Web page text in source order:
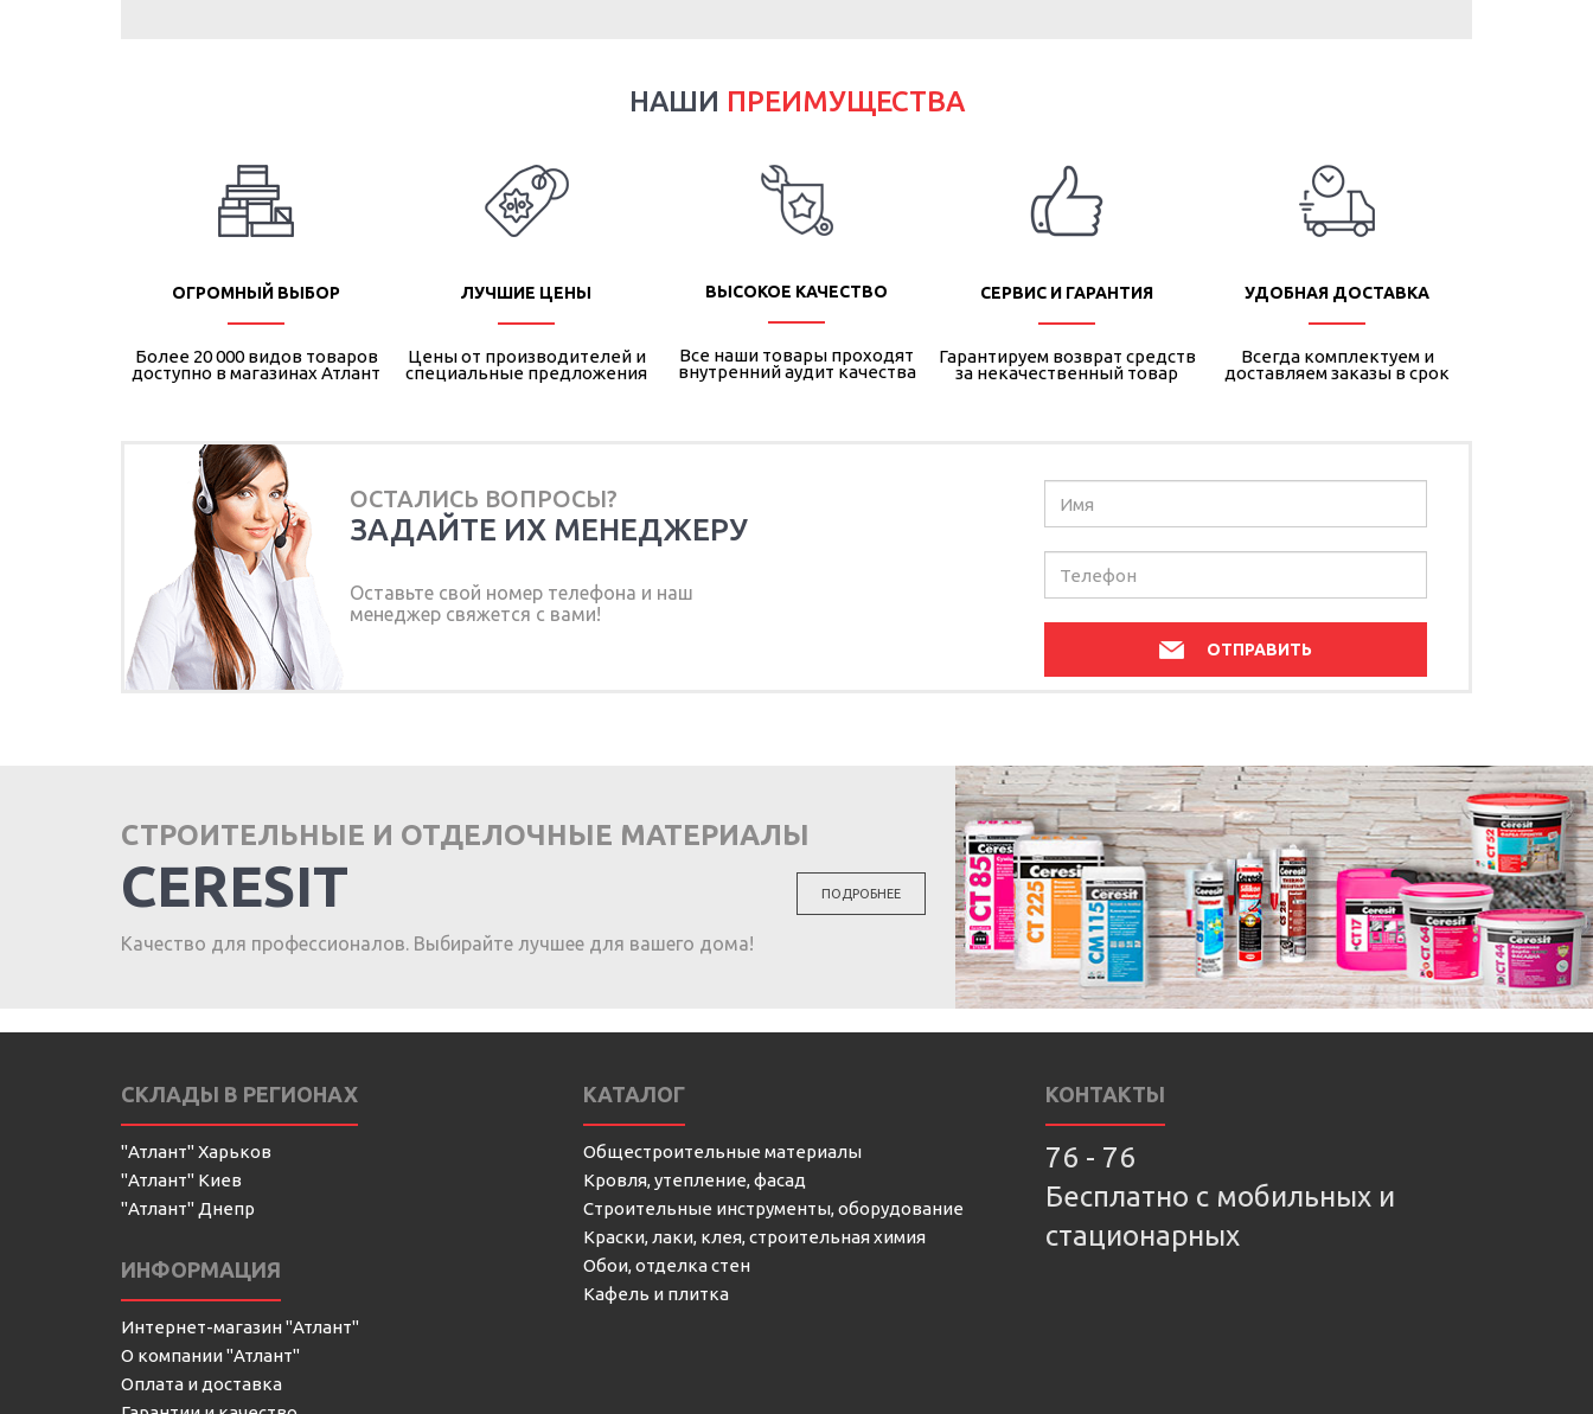
НАШИ ПРЕИМУЩЕСТВА
ОГРОМНЫЙ ВЫБОР
Более 20 000 видов товаров
доступно в магазинах Атлант
ЛУЧШИЕ ЦЕНЫ
Цены от производителей и
специальные предложения
ВЫСОКОЕ КАЧЕСТВО
Все наши товары проходят
внутренний аудит качества
СЕРВИС И ГАРАНТИЯ
Гарантируем возврат средств
за некачественный товар
УДОБНАЯ ДОСТАВКА
Всегда комплектуем и
доставляем заказы в срок
ОСТАЛИСЬ ВОПРОСЫ?
ЗАДАЙТЕ ИХ МЕНЕДЖЕРУ
Оставьте свой номер телефона и наш
менеджер свяжется с вами!
СТРОИТЕЛЬНЫЕ И ОТДЕЛОЧНЫЕ МАТЕРИАЛЫ
CERESIT
Качество для профессионалов. Выбирайте лучшее для вашего дома!
ПОДРОБНЕЕ
СКЛАДЫ В РЕГИОНАХ
"Атлант" Харьков
"Атлант" Киев
"Атлант" Днепр
ИНФОРМАЦИЯ
Интернет-магазин "Атлант"
О компании "Атлант"
Оплата и доставка
КАТАЛОГ
Общестроительные материалы
Кровля, утепление, фасад
Строительные инструменты, оборудование
Краски, лаки, клея, строительная химия
Обои, отделка стен
Кафель и плитка
КОНТАКТЫ
76 - 76
Бесплатно с мобильных и
стационарных